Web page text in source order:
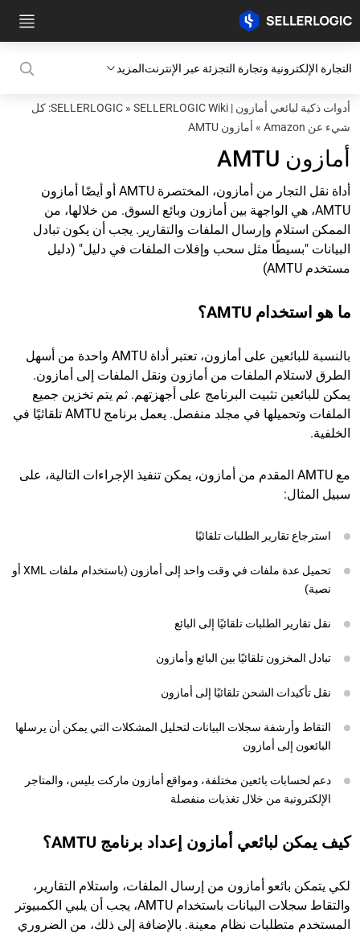
التجارة الإلكترونية وتجارة التجزئة عبر الإنترنتالمزيد
أدوات ذكية لبائعي أمازون | SELLERLOGIC »
SELLERLOGIC Wiki: كل
شيء عن Amazon
» أمازون AMTU
أمازون AMTU
أداة نقل التجار من أمازون، المختصرة AMTU أو أيضًا أمازون
AMTU، هي الواجهة بين أمازون وبائع السوق. من خلالها، من
الممكن استلام وإرسال الملفات والتقارير. يجب أن يكون تبادل
البيانات "بسيطًا مثل سحب وإفلات الملفات في دليل" (دليل
مستخدم AMTU)
ما هو استخدام AMTU؟
بالنسبة للبائعين على أمازون، تعتبر أداة AMTU واحدة من أسهل
الطرق لاستلام الملفات من أمازون ونقل الملفات إلى أمازون.
يمكن للبائعين تثبيت البرنامج على أجهزتهم. ثم يتم تخزين جميع
الملفات وتحميلها في مجلد منفصل. يعمل برنامج AMTU تلقائيًا في
الخلفية.
مع AMTU المقدم من أمازون، يمكن تنفيذ الإجراءات التالية، على
سبيل المثال:
استرجاع تقارير الطلبات تلقائيًا
تحميل عدة ملفات في وقت واحد إلى أمازون (باستخدام ملفات XML أو
نصية)
نقل تقارير الطلبات تلقائيًا إلى البائع
تبادل المخزون تلقائيًا بين البائع وأمازون
نقل تأكيدات الشحن تلقائيًا إلى أمازون
التقاط وأرشفة سجلات البيانات لتحليل المشكلات التي يمكن أن يرسلها
البائعون إلى أمازون
دعم لحسابات بائعين مختلفة، ومواقع أمازون ماركت بليس، والمتاجر
الإلكترونية من خلال تغذيات منفصلة
كيف يمكن لبائعي أمازون إعداد برنامج AMTU؟
لكي يتمكن بائعو أمازون من إرسال الملفات، واستلام التقارير،
والتقاط سجلات البيانات باستخدام AMTU، يجب أن يلبي الكمبيوتر
المستخدم متطلبات نظام معينة. بالإضافة إلى ذلك، من الضروري